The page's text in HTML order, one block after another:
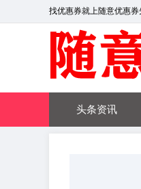
找优惠券就上随意优惠券
头条资讯